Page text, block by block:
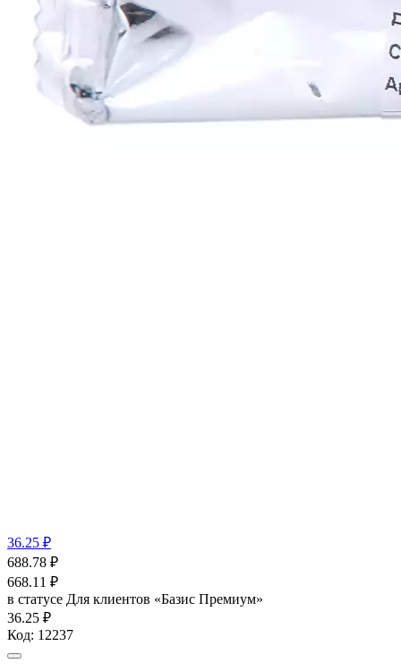
36.25 ₽
688.78 ₽
668.11 ₽
в статусе Для клиентов «Базис Премиум»
36.25 ₽
Код: 12237